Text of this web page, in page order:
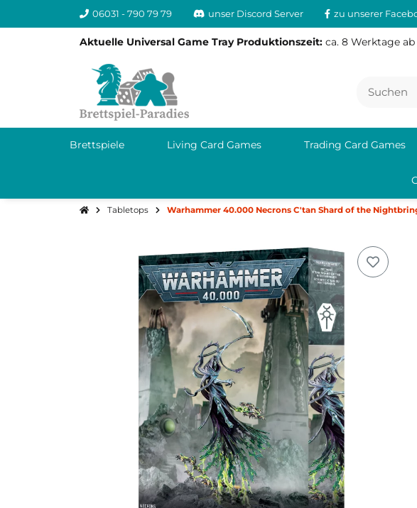
06031 - 790 79 79 unser Discord Server zu unserer
Aktuelle Universal Game Tray Produktionszeit: ca. 8 Werktage
Brettspiele Living Card Games Trading Card Games
Tabletops Warhammer 40.000 Necrons C'tan Shard of the